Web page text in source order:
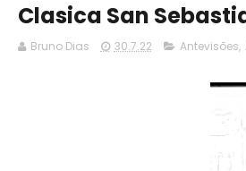
Clasica San
Bruno Dias 30.7.22 Antevisões,